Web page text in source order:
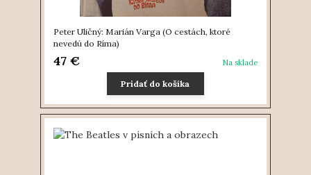
Peter Uličný: Marián Varga (O cestách, ktoré
nevedú do Ríma)
47 € Na sklade
Pridať do košíka